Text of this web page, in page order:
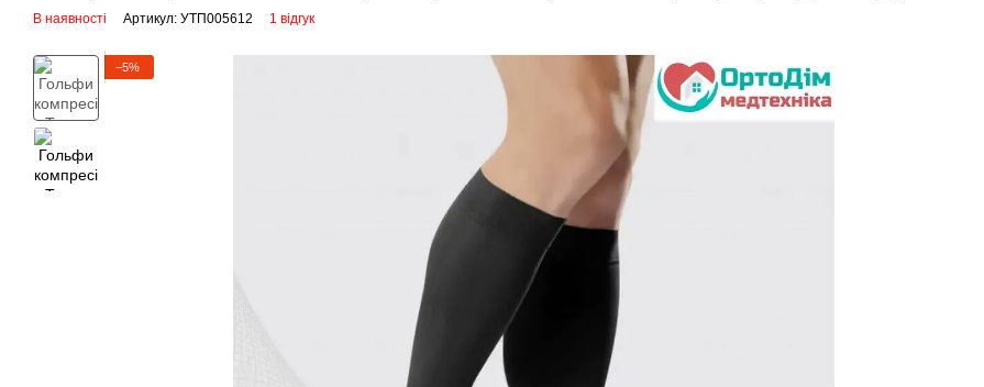
В наявності Артикул: УТП005612 1 відгук
−5%